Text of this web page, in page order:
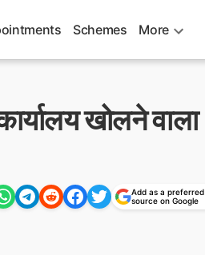
Schemes More
खोलने वाला
Add as a preferred
source on Google